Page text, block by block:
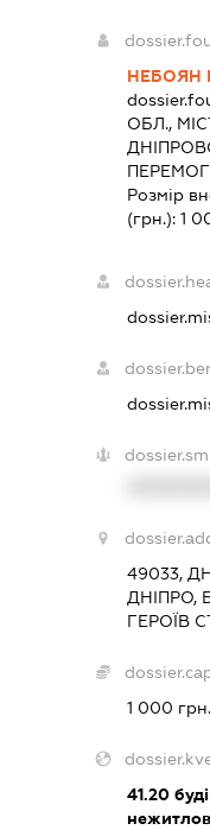
НЕБОЯН
ОБЛ.,
Розмір
(грн.): 1
49033,
ДНІПРО,
ГЕРОЇВ
1 000 грн.
41.20